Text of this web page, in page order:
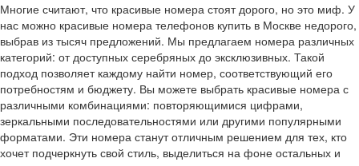
Многие считают, что красивые номера стоят дорого, но это миф. У
нас можно красивые номера телефонов купить в Москве недорого,
выбрав из тысяч предложений. Мы предлагаем номера различных
категорий: от доступных серебряных до эксклюзивных. Такой
подход позволяет каждому найти номер, соответствующий его
потребностям и бюджету. Вы можете выбрать красивые номера с
различными комбинациями: повторяющимися цифрами,
зеркальными последовательностями или другими популярными
форматами. Эти номера станут отличным решением для тех, кто
хочет подчеркнуть свой стиль, выделиться на фоне остальных и